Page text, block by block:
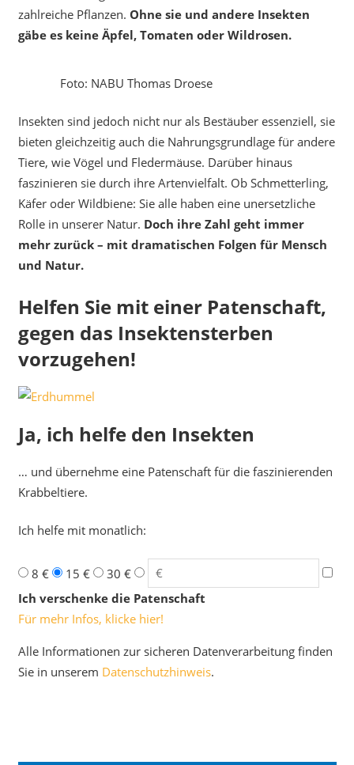
zahlreiche Pflanzen. Ohne sie und andere Insekten
gäbe es keine Äpfel, Tomaten oder Wildrosen.
Foto: NABU Thomas Droese
Insekten sind jedoch nicht nur als Bestäuber essenziell, sie
bieten gleichzeitig auch die Nahrungsgrundlage für andere
Tiere, wie Vögel und Fledermäuse. Darüber hinaus
faszinieren sie durch ihre Artenvielfalt. Ob Schmetterling,
Käfer oder Wildbiene: Sie alle haben eine unersetzliche
Rolle in unserer Natur. Doch ihre Zahl geht immer
mehr zurück – mit dramatischen Folgen für Mensch
und Natur.
Helfen Sie mit einer Patenschaft,
gegen das Insektensterben
vorzugehen!
Ja, ich helfe den Insekten
… und übernehme eine Patenschaft für die faszinierenden
Krabbeltiere.
Ich helfe mit monatlich:
8 € 15 €
30 €
Ich verschenke die Patenschaft
Für mehr Infos, klicke hier!
Alle Informationen zur sicheren Datenverarbeitung finden
Sie in unserem Datenschutzhinweis.